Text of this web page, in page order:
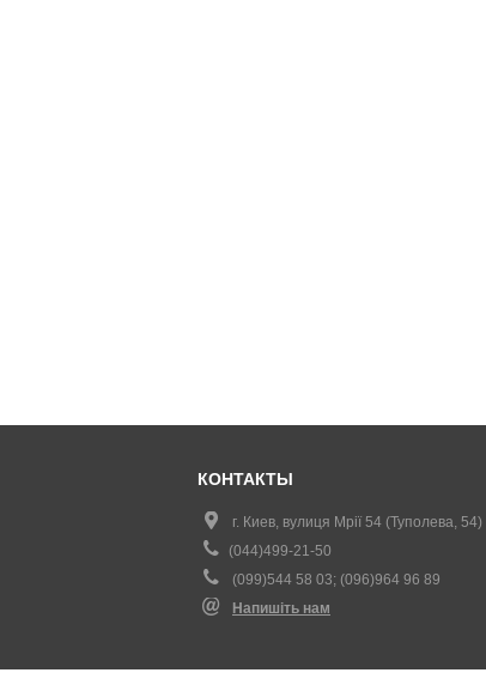
КОНТАКТЫ
г. Киев, вулиця Мрії 54 (Туполева, 54)
(044)499-21-50
(099)544 58 03; (096)964 96 89
Напишіть нам